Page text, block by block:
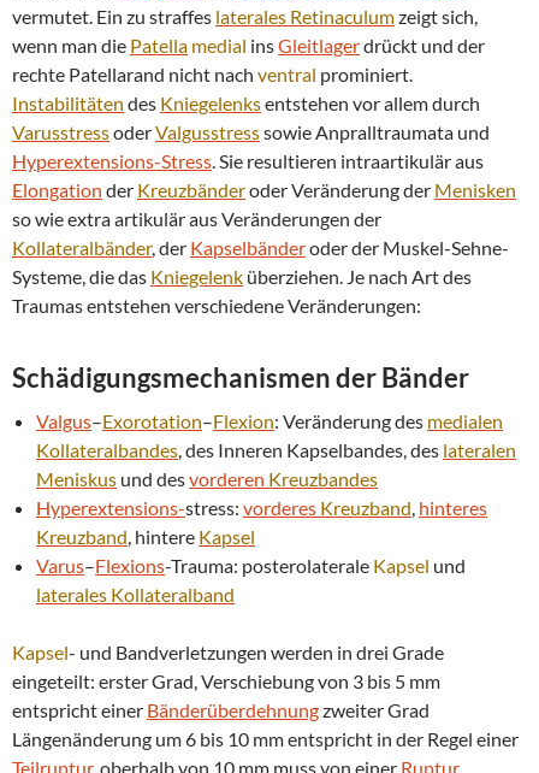
vermutet. Ein zu straffes laterales Retinaculumzeigt sich,
wenn man die Patella medial insGleitlagerdrückt und der
rechte Patellarand nicht nach ventral prominiert.
Instabilitäten des Kniegelenksentstehen vor allem durch
VarusstressoderValgusstresssowie Anpralltraumata und
Hyperextensions-Stress. Sie resultieren intraartikulär aus
Elongation der Kreuzbänderoder Veränderung der Menisken
so wie extra artikulär aus Veränderungen der
Kollateralbänder, der Kapselbänderoder der Muskel-Sehne-
Systeme, die das Kniegelenk überziehen. Je nach Art des
Traumas entstehen verschiedene Veränderungen:
Schädigungsmechanismen der Bänder
Valgus–Exorotation–Flexion: Veränderung des medialen
Kollateralbandes, des Inneren Kapselbandes, des lateralen
Meniskus und desvorderen Kreuzbandes
Hyperextensions-stress: vorderes Kreuzband, hinteres
Kreuzband, hintere Kapsel
Varus–Flexions-Trauma: posterolaterale Kapsel und
laterales Kollateralband
Kapsel- und Bandverletzungen werden in drei Grade
eingeteilt: erster Grad, Verschiebung von 3 bis 5 mm
entspricht einer Bänderüberdehnungzweiter Grad
Längenänderung um 6 bis 10 mm entspricht in der Regel einer
Teilruptur, oberhalb von 10 mm muss von einer Ruptur